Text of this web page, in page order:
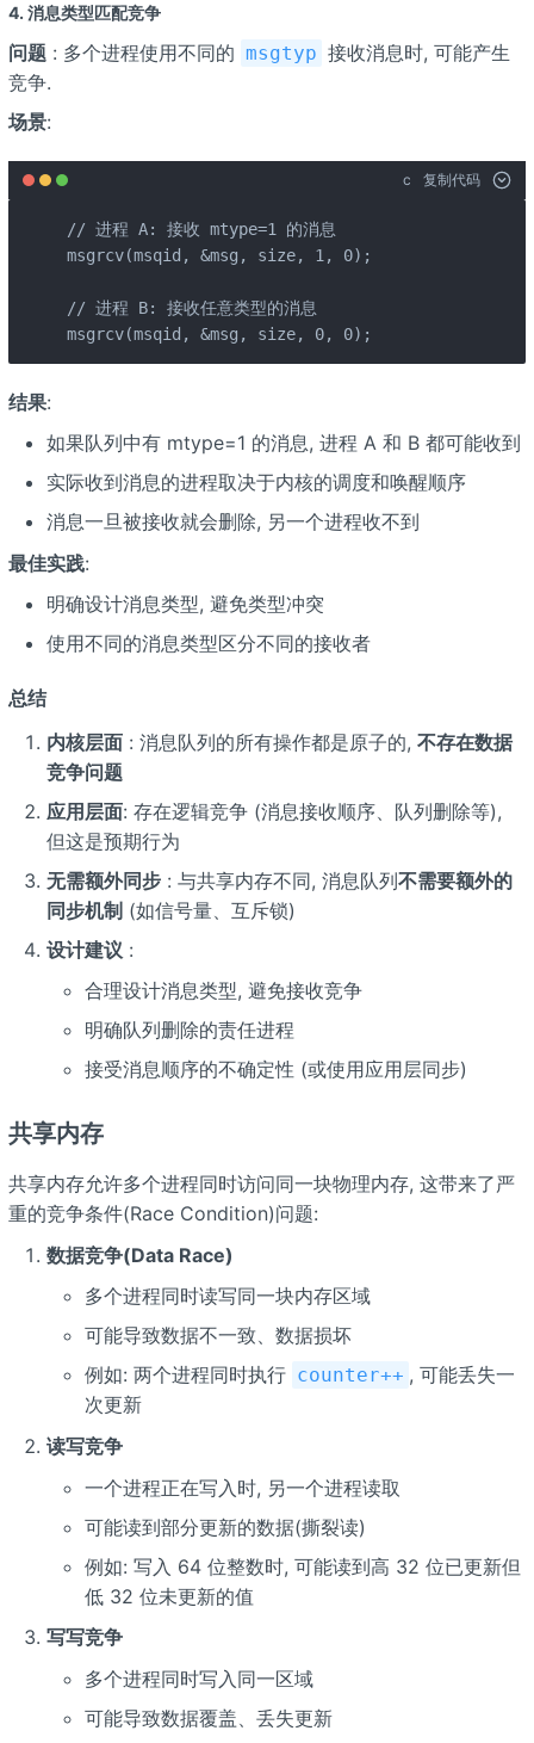
4. 消息类型匹配竞争
问题: 多个进程使用不同的 msgtyp 接收消息时, 可能产生
竞争.
场景:
c 复制代码
// 进程 A: 接收 mtype=1 的消息
msgrcv(msqid, &msg, size, 1, 0);
// 进程 B: 接收任意类型的消息
msgrcv(msqid, &msg, size, 0, 0);
结果:
如果队列中有 mtype=1 的消息, 进程 A 和 B 都可能收到
实际收到消息的进程取决于内核的调度和唤醒顺序
消息一旦被接收就会删除, 另一个进程收不到
最佳实践:
明确设计消息类型, 避免类型冲突
使用不同的消息类型区分不同的接收者
总结
内核层面: 消息队列的所有操作都是原子的, 不存在数据
竞争问题
应用层面: 存在逻辑竞争 (消息接收顺序、队列删除等),
但这是预期行为
无需额外同步: 与共享内存不同, 消息队列不需要额外的
同步机制(如信号量、互斥锁)
设计建议 :
合理设计消息类型, 避免接收竞争
明确队列删除的责任进程
接受消息顺序的不确定性 (或使用应用层同步)
共享内存
共享内存允许多个进程同时访问同一块物理内存, 这带来了严
重的竞争条件(Race Condition)问题:
数据竞争(Data Race)
多个进程同时读写同一块内存区域
可能导致数据不一致、数据损坏
例如: 两个进程同时执行 counter++ , 可能丢失一
次更新
读写竞争
一个进程正在写入时, 另一个进程读取
可能读到部分更新的数据(撕裂读)
例如: 写入 64 位整数时, 可能读到高 32 位已更新但
低 32 位未更新的值
写写竞争
多个进程同时写入同一区域
可能导致数据覆盖、丢失更新